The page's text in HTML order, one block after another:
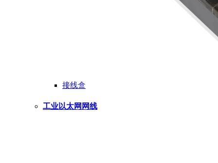
接线盒
工业以太网网线